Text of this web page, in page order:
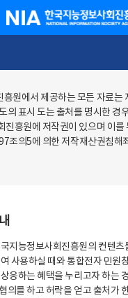
한국지능정보사회진흥원
원에서 제공하는 모든 자료는
의 표시 도는 출처를 명시한 경
진흥원에 저작권이 있으며 이를
조의5에 의한 저작재산권침해
지능정보사회진흥원의 컨텐츠
사용하실 때와 통합전자 민원
응하는 혜택을 누리고자 하는
의를 하고 허락을 얻고 출처가